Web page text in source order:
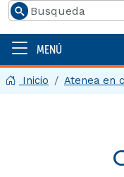
Buscar
Menú
MENÚ
Inicio Atenea en